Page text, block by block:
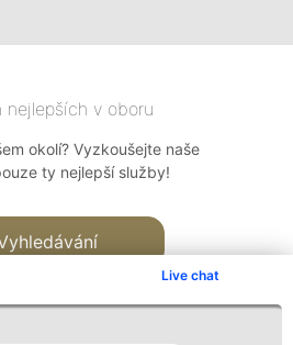
Live chat
v oboru
okolí? Vyzkoušejte naše
ty nejlepší služby!